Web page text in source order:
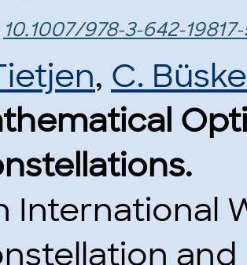
10.1007/978-3-642-
, C.
International